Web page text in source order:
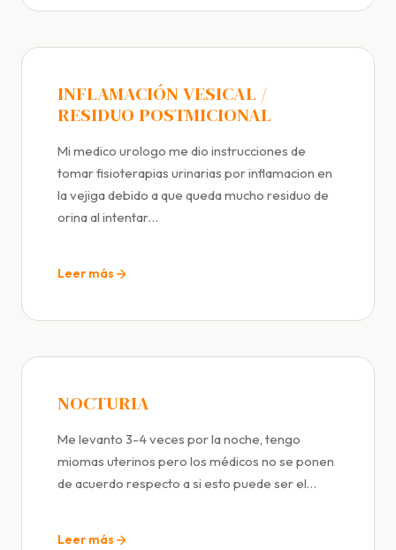
INFLAMACIÓN VESICAL /
RESIDUO POSTMICIONAL
Mi medico urologo me dio instrucciones de
tomar fisioterapias urinarias por inflamacion en
la vejiga debido a que queda mucho residuo de
orina al intentar…
Leer más
NOCTURIA
Me levanto 3-4 veces por la noche, tengo
miomas uterinos pero los médicos no se ponen
de acuerdo respecto a si esto puede ser el…
Leer más